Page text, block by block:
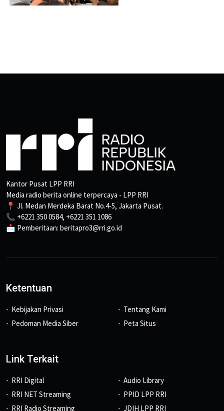
Kantor Pusat LPP RRI
Media radio berita online terpercaya - LPP RRI
📍 Jl. Medan Merdeka Barat No.4-5, Jakarta Pusat.
📞 +6221 350 0584, +6221 351 1086
📩 Pemberitaan: beritapro3@rri.go.id
Ketentuan
Kebijakan Privasi
Pedoman Media Siber
Tentang Kami
Peta Situs
Link Terkait
RRI Digital
RRI NET Streaming
RRI Radio Streaming
Audio Library
PPID LPP RRI
JDIH LPP RRI